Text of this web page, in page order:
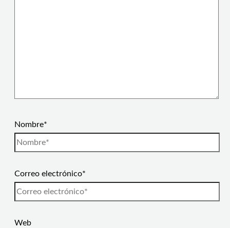
Nombre*
Correo electrónico*
Web